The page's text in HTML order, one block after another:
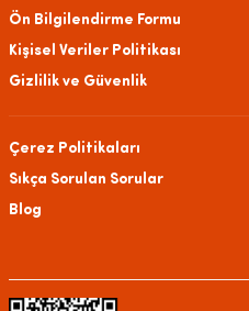
Ön Bilgilendirme Formu
Kişisel Veriler Politikası
Gizlilik ve Güvenlik
Çerez Politikaları
Sıkça Sorulan Sorular
Blog